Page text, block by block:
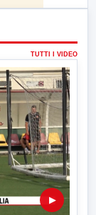
TUTTI I VIDEO
▶